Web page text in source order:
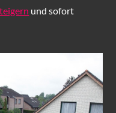
und sofort